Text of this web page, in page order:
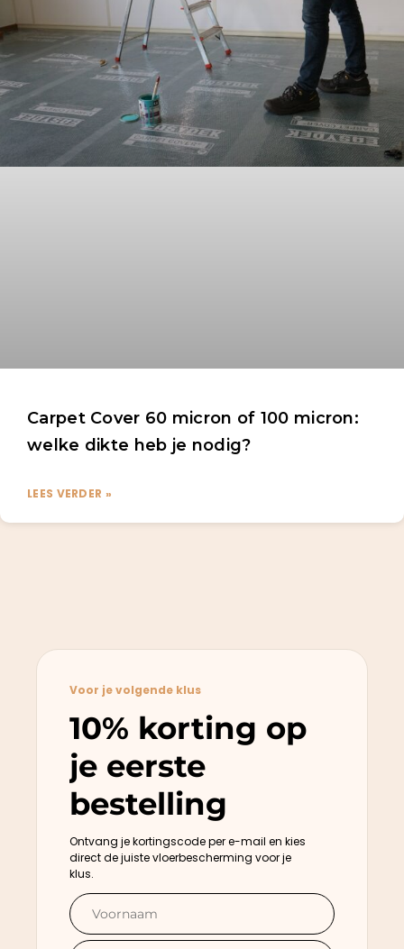
Carpet Cover 60 micron of 100 micron:
welke dikte heb je nodig?
LEES VERDER »
Voor je volgende klus
10% korting op
je eerste
bestelling
Ontvang je kortingscode per e-mail en kies
direct de juiste vloerbescherming voor je
klus.